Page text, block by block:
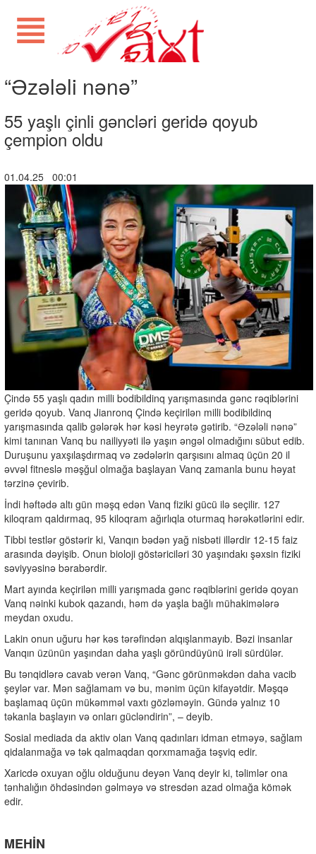
“Əzələli nənə”
55 yaşlı çinli gəncləri geridə qoyub
çempion oldu
01.04.25 00:01
Çində 55 yaşlı qadın milli bodibildinq yarışmasında gənc rəqiblərini
geridə qoyub. Vanq Jianronq Çində keçirilən milli bodibildinq
yarışmasında qalib gələrək hər kəsi heyrətə gətirib. “Əzələli nənə”
kimi tanınan Vanq bu nailiyyəti ilə yaşın əngəl olmadığını sübut edib.
Duruşunu yaxşılaşdırmaq və zədələrin qarşısını almaq üçün 20 il
əvvəl fitneslə məşğul olmağa başlayan Vanq zamanla bunu həyat
tərzinə çevirib.
İndi həftədə altı gün məşq edən Vanq fiziki gücü ilə seçilir. 127
kiloqram qaldırmaq, 95 kiloqram ağırlıqla oturmaq hərəkətlərini edir.
Tibbi testlər göstərir ki, Vanqın bədən yağ nisbəti illərdir 12-15 faiz
arasında dəyişib. Onun bioloji göstəriciləri 30 yaşındakı şəxsin fiziki
səviyyəsinə bərabərdir.
Mart ayında keçirilən milli yarışmada gənc rəqiblərini geridə qoyan
Vanq nəinki kubok qazandı, həm də yaşla bağlı mühakimələrə
meydan oxudu.
Lakin onun uğuru hər kəs tərəfindən alqışlanmayıb. Bəzi insanlar
Vanqın üzünün yaşından daha yaşlı göründüyünü irəli sürdülər.
Bu tənqidlərə cavab verən Vanq, “Gənc görünməkdən daha vacib
şeylər var. Mən sağlamam və bu, mənim üçün kifayətdir. Məşqə
başlamaq üçün mükəmməl vaxtı gözləməyin. Gündə yalnız 10
təkanla başlayın və onları gücləndirin”, – deyib.
Sosial mediada da aktiv olan Vanq qadınları idman etməyə, sağlam
qidalanmağa və tək qalmaqdan qorxmamağa təşviq edir.
Xaricdə oxuyan oğlu olduğunu deyən Vanq deyir ki, təlimlər ona
tənhalığın öhdəsindən gəlməyə və stresdən azad olmağa kömək
edir.
MEHİN